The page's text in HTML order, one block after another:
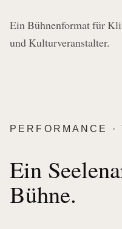
Ein Bühnenformat für
und Kulturveranstalter.
PERFORMANCE
Ein
Bühne.